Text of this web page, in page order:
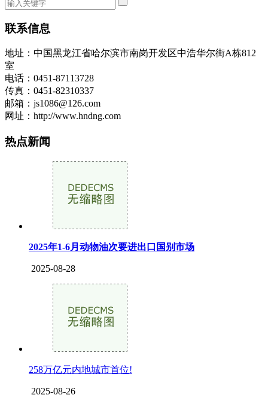
联系信息
地址：中国黑龙江省哈尔滨市南岗开发区中浩华尔街A栋812
室
电话：0451-87113728
传真：0451-82310337
邮箱：js1086@126.com
网址：http://www.hndng.com
热点新闻
2025年1-6月动物油次要进出口国别市场
2025-08-28
258万亿元内地城市首位!
2025-08-26